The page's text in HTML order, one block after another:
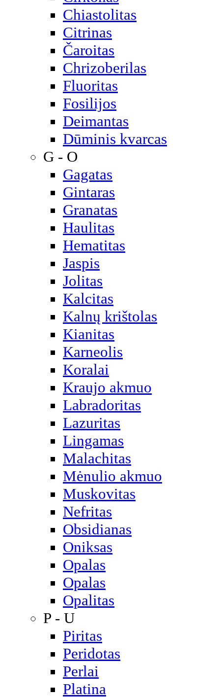
Chiastolitas
Citrinas
Čaroitas
Chrizoberilas
Fluoritas
Fosilijos
Deimantas
Dūminis kvarcas
G - O
Gagatas
Gintaras
Granatas
Haulitas
Hematitas
Jaspis
Jolitas
Kalcitas
Kalnų krištolas
Kianitas
Karneolis
Koralai
Kraujo akmuo
Labradoritas
Lazuritas
Lingamas
Malachitas
Mėnulio akmuo
Muskovitas
Nefritas
Obsidianas
Oniksas
Opalas
Opalas
Opalitas
P - U
Piritas
Peridotas
Perlai
Platina